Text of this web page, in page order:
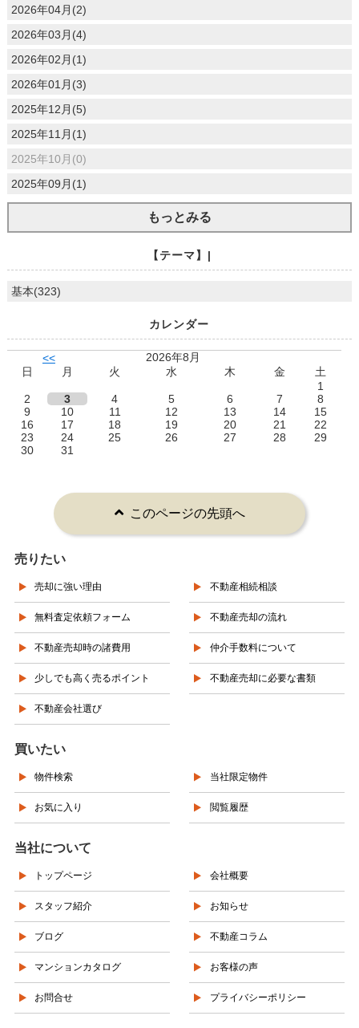
2026年04月(2)
2026年03月(4)
2026年02月(1)
2026年01月(3)
2025年12月(5)
2025年11月(1)
2025年10月(0)
2025年09月(1)
もっとみる
【テーマ】|
基本(323)
カレンダー
<<
2026年8月
日
月 火 水 木 金
土
1
2
3 4 5 6 7
8
9
10 11 12 13 14
15
16
17 18 19 20 21
22
23
24 25 26 27 28
29
30
31
このページの先頭へ
売りたい
売却に強い理由 不動産相続相談
無料査定依頼フォーム 不動産売却の流れ
不動産売却時の諸費用 仲介手数料について
少しでも高く売るポイント 不動産売却に必要な書類
不動産会社選び
買いたい
物件検索 当社限定物件
お気に入り 閲覧履歴
当社について
トップページ 会社概要
スタッフ紹介 お知らせ
ブログ 不動産コラム
マンションカタログ お客様の声
お問合せ プライバシーポリシー